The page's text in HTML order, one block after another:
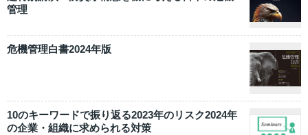
管理
危機管理白書2024年版
10のキーワードで振り返る2023年のリスク2024年
の企業・組織に求められる対策